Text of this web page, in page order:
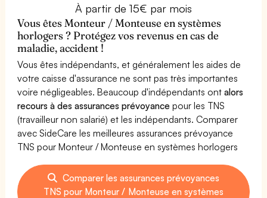
À partir de 15€ par mois
Vous êtes Monteur / Monteuse en systèmes
horlogers ? Protégez vos revenus en cas de
maladie, accident !
Vous êtes indépendants, et généralement les aides de
votre caisse d'assurance ne sont pas très importantes
voire négligeables. Beaucoup d'indépendants ontalors
recours à des assurances prévoyance pour les TNS
(travailleur non salarié) et les indépendants. Comparer
avec SideCare les meilleures assurances prévoyance
TNS pour Monteur / Monteuse en systèmes horlogers
Comparer les assurances prévoyances
TNS pour Monteur / Monteuse en systèmes